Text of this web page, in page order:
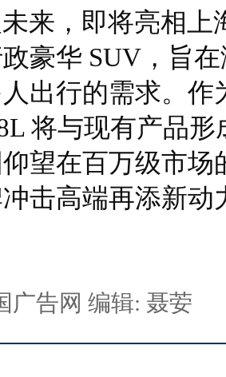
来，即将亮相上
豪华 SUV，旨
出行的需求。作
将与现有产品
望在百万级市场
击高端再添新动
广告网 编辑: 聂荌